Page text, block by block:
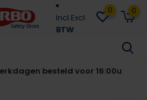
Incl.Excl.
BTW
0 0
besteld voor 16:00u